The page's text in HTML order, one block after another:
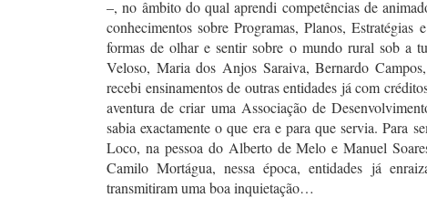
–, no âmbito do qual aprendi competências de
conhecimentos sobre Programas, Planos, Estratégias
formas de olhar e sentir sobre o mundo rural sob a
Veloso, Maria dos Anjos Saraiva, Bernardo
recebi ensinamentos de outras entidades já com
aventura de criar uma Associação de
sabia exactamente o que era e para que servia. Para
Loco, na pessoa do Alberto de Melo e Manuel
Camilo Mortágua, nessa época, entidades já
transmitiram uma boa inquietação…